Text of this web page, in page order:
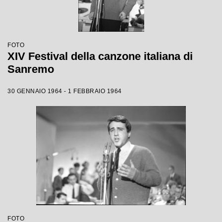
FOTO
XIV Festival della canzone italiana di
Sanremo
30 GENNAIO 1964 - 1 FEBBRAIO 1964
FOTO